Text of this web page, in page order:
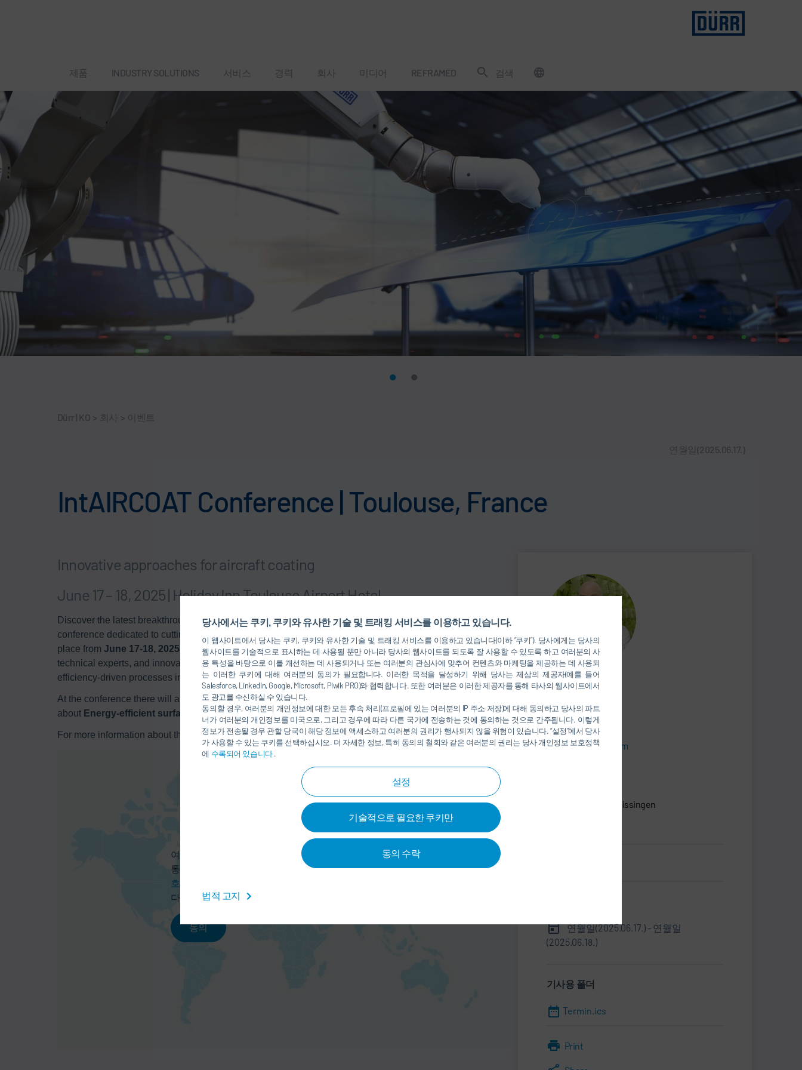
당사에서는 쿠키, 쿠키와 유사한 기술 및 트래킹 서비스를 이용하고 있습니다.
이 웹사이트에서 당사는 쿠키, 쿠키와 유사한 기술 및 트래킹 서비스를 이용하고 있습니다(이하 “쿠키”). 당사에게는 당사의
웹사이트를 기술적으로 표시하는 데 사용될 뿐만 아니라 당사의 웹사이트를 되도록 잘 사용할 수 있도록 하고 여러분의 사
용 특성을 바탕으로 이를 개선하는 데 사용되거나 또는 여러분의 관심사에 맞추어 컨텐츠와 마케팅을 제공하는 데 사용되
는 이러한 쿠키에 대해 여러분의 동의가 필요합니다. 이러한 목적을 달성하기 위해 당사는 제삼의 제공자(예를 들어
Salesforce, LinkedIn, Google, Microsoft, Piwik PRO)와 협력합니다. 또한 여러분은 이러한 제공자를 통해 타사의 웹사이트에서
도 광고를 수신하실 수 있습니다.
동의할 경우, 여러분의 개인정보에 대한 모든 후속 처리(프로필에 있는 여러분의 IP 주소 저장)에 대해 동의하고 당사의 파트
너가 여러분의 개인정보를 미국으로, 그리고 경우에 따라 다른 국가에 전송하는 것에 동의하는 것으로 간주됩니다. 이렇게
정보가 전송될 경우 관할 당국이 해당 정보에 액세스하고 여러분의 권리가 행사되지 않을 위험이 있습니다. “설정”에서 당사
가 사용할 수 있는 쿠키를 선택하십시오. 더 자세한 정보, 특히 동의의 철회와 같은 여러분의 권리는 당사 개인정보 보호정책
에 수록되어 있습니다.
설정
기술적으로 필요한 쿠키만
동의 수락
법적 고지
제품 INDUSTRY SOLUTIONS 서비스 경력 회사 미디어 REFRAMED 검색
Dürr | KO > 회사 > 이벤트
연월일(2025.06.17.)
IntAIRCOAT Conference | Toulouse, France
Innovative approaches for aircraft coating
June 17 – 18, 2025 | Holiday Inn Toulouse Airport Hotel
Discover the latest breakthroughs in aircraft coatings atIntAIRCOAT 2025, the premier international
conference dedicated to cutting-edge solutions for aerospace paint shops and coating professionals. Taking
place from June 17-18, 2025 Toulouse, France, this exclusive event brings together industry leaders,
technical experts, and innovators to explore next-generation technologies, sustainable materials, and
efficiency-driven processes in aircraft coatings.
At the conference there will also be a presentation by Dürr, presented by Mr. Furmannek. The speech will be
about Energy-efficient surface protection in aircraft painting.
For more information about this event clickhere.
여기에서 지도 서비스를 활성화할 수 있습니다. 이를
통해 사용자의 데이터(예: IP 주소)가 당사 개인정보 보
호 정책
다.
동의
Marc Furmannek
+49 7142 78-0
sales@durr.com
74321 Bietigheim-Bissingen
연월일(2025.06.17.) - 연월일
(2025.06.18.)
기사용 폴더
Termin.ics
Print